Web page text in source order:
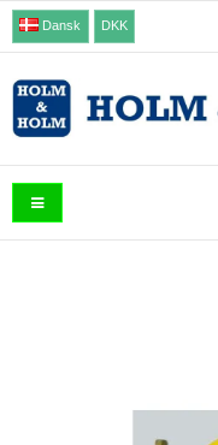
Dansk DKK